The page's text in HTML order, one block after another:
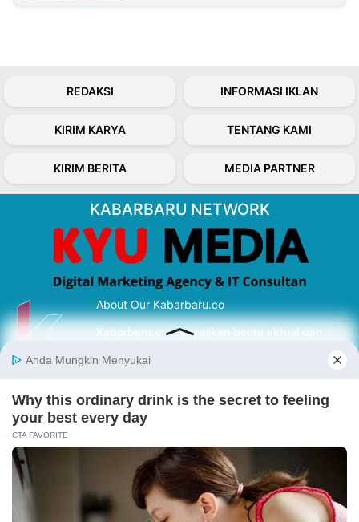
REDAKSI INFORMASI IKLAN
KIRIM KARYA TENTANG KAMI
KIRIM BERITA MEDIA PARTNER
KABARBARU NETWORK
About Our Kabarbaru.co
Kabarbaru.co menyajikan berita aktual dan
serta terverifikasi dari sumber yang tepat.
Follow Kabarbaru